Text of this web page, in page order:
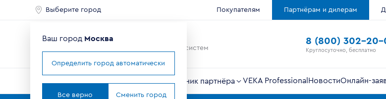
Выберите город Покупателям Партнёрам и дилерам
Ведущий мировой
производитель оконных систем
8 (800) 302-20-
Круглосуточно, бесплатно
Справочник партнёра VEKA Professional НовостиОнлайн-
Ваш город Москва
Определить город автоматически
Все верно Сменить город